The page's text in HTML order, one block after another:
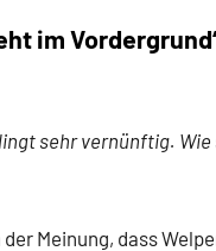
im
sehr vernünftig.
der Meinung, dass